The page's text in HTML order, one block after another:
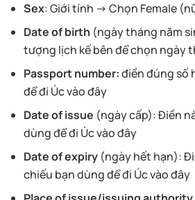
Sex: Giới tính → Chọn Female
Date of birth (ngày tháng năm
tượng lịch kế bên để chọn ngày
Passport number:điền đúng số
để đi Úc vào đây
Date of issue (ngày cấp): Điền
dùng để đi Úc vào đây
Date of expiry (ngày hết hạn):
chiếu bạn dùng để đi Úc vào đây